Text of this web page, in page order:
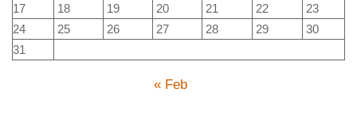
17
18 19 20 21 22
23
24
25 26 27 28 29
30
31
« Feb